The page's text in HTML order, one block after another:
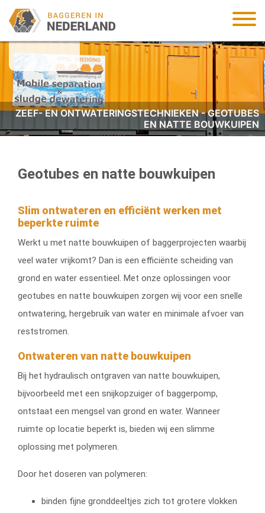
ZEEF- EN ONTWATERINGSTECHNIEKEN - GEOTUBES
EN NATTE BOUWKUIPEN
Geotubes en natte bouwkuipen
Slim ontwateren en efficiënt werken met
beperkte ruimte
Werkt u met natte bouwkuipen of baggerprojecten waarbij
veel water vrijkomt? Dan is een efficiënte scheiding van
grond en water essentieel. Met onze oplossingen voor
geotubes en natte bouwkuipen zorgen wij voor een snelle
ontwatering, hergebruik van water en minimale afvoer van
reststromen.
Ontwateren van natte bouwkuipen
Bij het hydraulisch ontgraven van natte bouwkuipen,
bijvoorbeeld met een snijkopzuiger of baggerpomp,
ontstaat een mengsel van grond en water. Wanneer
ruimte op locatie beperkt is, bieden wij een slimme
oplossing met polymeren.
Door het doseren van polymeren:
binden fijne gronddeeltjes zich tot grotere vlokken